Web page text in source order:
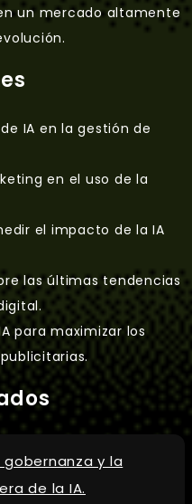
un mercado altamente
IA en la gestión de
en el uso de la
el impacto de la IA
las últimas tendencias
para maximizar los
y la
de la IA.